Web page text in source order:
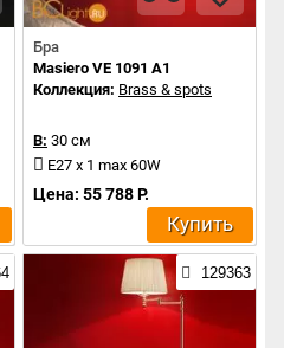
Бра
Masiero VE 1091 A1
Коллекция: Brass & spots
В: 30 см
E27 x 1 max 60W
Цена: 55 788 Р.
Купить
129363